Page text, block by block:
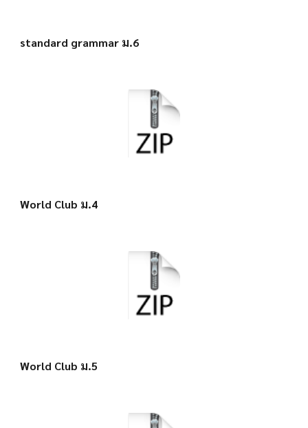
standard grammar ม.6
World Club ม.4
World Club ม.5